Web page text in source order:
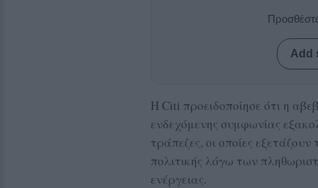
Add
H Citi προειδοποίησε ότι η
ενδεχόμενης συμφωνίας
τράπεζες, οι οποίες
πολιτικής λόγω των
ενέργειας.